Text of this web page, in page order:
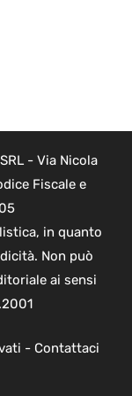
- Via Nicola
Fiscale e
in quanto
Non può
ai sensi
- Contattaci